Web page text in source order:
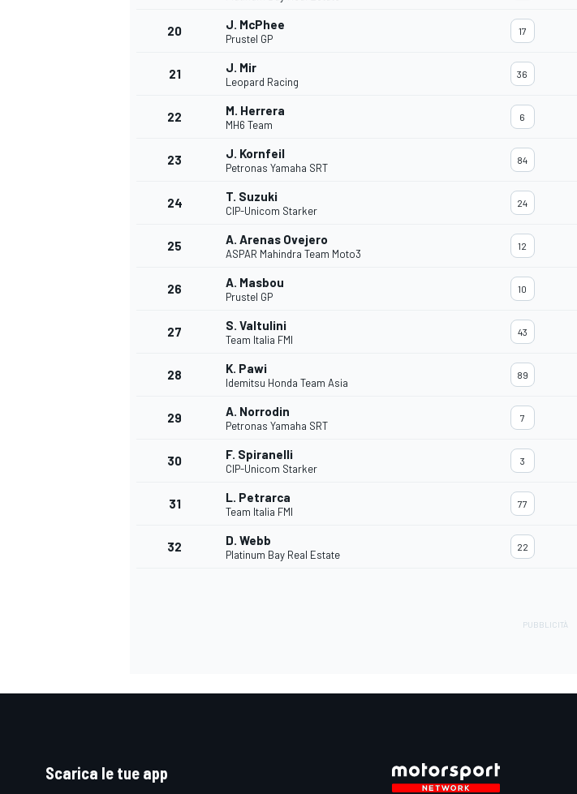
20 J. McPhee
Prustel GP
17
21 J. Mir
Leopard Racing
36
22 M. Herrera
MH6 Team
6
23 J. Kornfeil
Petronas Yamaha SRT
84
24 T. Suzuki
CIP-Unicom Starker
24
25 A. Arenas Ovejero
ASPAR Mahindra Team Moto3
12
26 A. Masbou
Prustel GP
10
27 S. Valtulini
Team Italia FMI
43
28 K. Pawi
Idemitsu Honda Team Asia
89
29 A. Norrodin
Petronas Yamaha SRT
7
30 F. Spiranelli
CIP-Unicom Starker
3
31 L. Petrarca
Team Italia FMI
77
32 D. Webb
Platinum Bay Real Estate
22
Scarica le tue app